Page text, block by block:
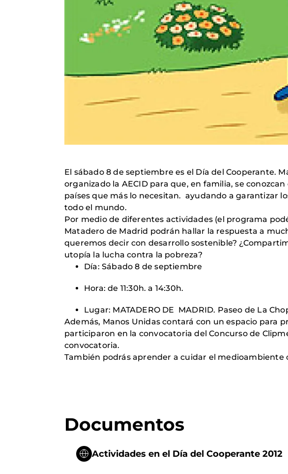
El sábado 8 de septiembre es el Día del Cooperante.
organizado la AECID para que, en familia, se
países que más lo necesitan. ayudando a garantizar
todo el mundo.
Por medio de diferentes actividades (el programa
Matadero de Madrid podrán hallar la respuesta a
queremos decir con desarrollo sostenible?
utopía la lucha contra la pobreza?
Día: Sábado 8 de septiembre
Hora: de 11:30h. a 14:30h.
Lugar: MATADERO DE MADRID. Paseo de La
Además, Manos Unidas contará con un espacio para
participaron en la convocatoria del Concurso de
convocatoria.
También podrás aprender a cuidar el
Documentos
Actividades en el Día del Cooperante 2012